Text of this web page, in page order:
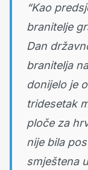
“Kao
branitelje
Dan
branitelja
donijelo je
tridesetak
ploče za
nije bila
smještena